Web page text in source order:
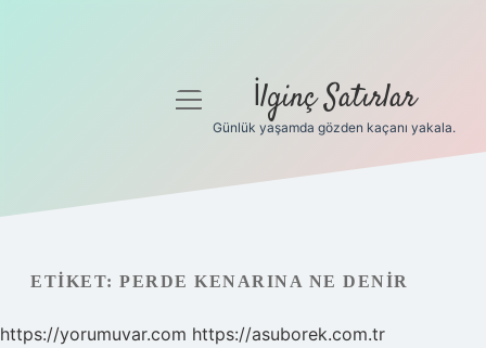
Gizlilik Politikası
menüyü
İlginç Satırlar
Günlük yaşamda gözden kaçanı yakala.
ETIKET: PERDE KENARINA NE DENIR
https://yorumuvar.com https://asuborek.com.tr